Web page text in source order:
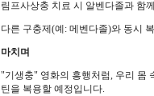
림프사상충 치료 시 알벤다졸과 함
다른 구충제(예: 메벤다졸)와 동시
마치며
"기생충" 영화의 흥행처럼, 우리 몸
틴을 복용할 예정입니다.